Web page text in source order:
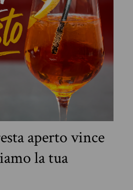
aperto vince
la tua